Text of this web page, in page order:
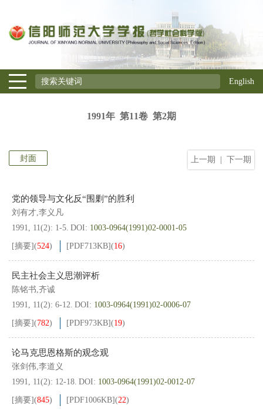
English
1991年 第11卷 第2期
上一期 下一期
封面
党的领导与文化反“围剿”的胜利
刘有才,李义凡
1991, 11(2): 1-5. DOI: 1003-0964(1991)02-0001-05
[摘要](524) [PDF713KB](16)
民主社会主义思潮评析
陈铭书,齐诚
1991, 11(2): 6-12. DOI: 1003-0964(1991)02-0006-07
[摘要](782) [PDF973KB](19)
论马克思恩格斯的观念观
张剑伟,李道义
1991, 11(2): 12-18. DOI: 1003-0964(1991)02-0012-07
[摘要](845) [PDF1006KB](22)